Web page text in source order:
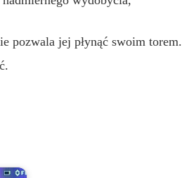
pozwala jej płynąć swoim torem.